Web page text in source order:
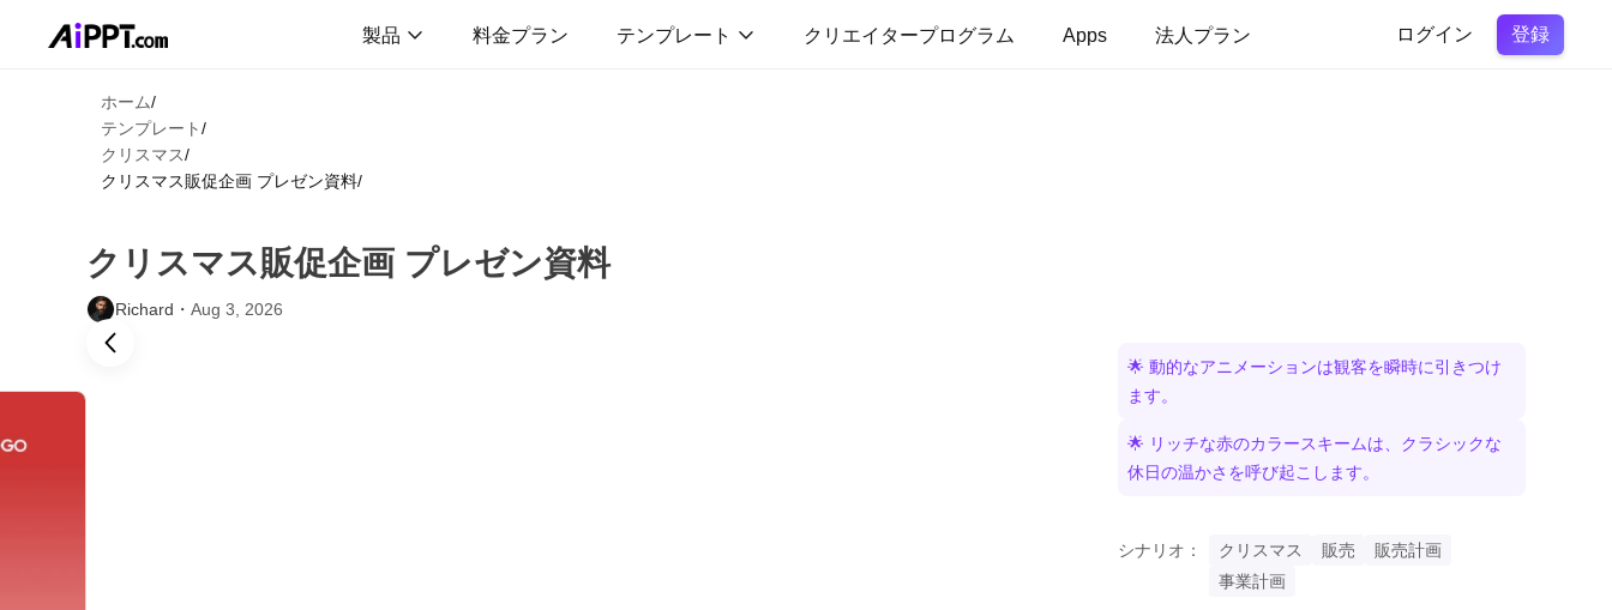
製品 料金プラン テンプレート クリエイタープログラム Apps 法人プラン ログイン 登録
ホーム/
テンプレート/
クリスマス/
クリスマス販促企画 プレゼン資料/
クリスマス販促企画 プレゼン資料
Richard・ Aug 3, 2026
🌟 動的なアニメーションは観客を瞬時に引きつけ
ます。
🌟 リッチな赤のカラースキームは、クラシックな
休日の温かさを呼び起こします。
シナリオ： クリスマス 販売
販売計画
事業計画